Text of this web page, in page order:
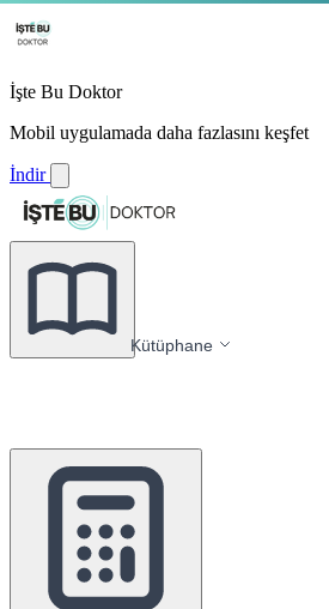
İşte Bu Doktor
Mobil uygulamada daha fazlasını keşfet
İndir
Kütüphane